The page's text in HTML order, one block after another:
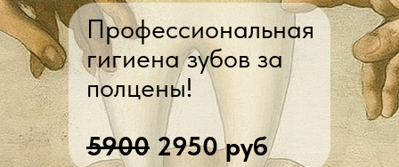
Профессиональная
гигиена зубов за
полцены!
5900 2950 руб